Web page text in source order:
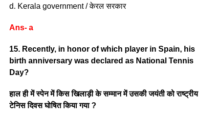
d. Kerala government / केरल सरकार
Ans- a
15. Recently, in honor of which player in Spain, his
birth anniversary was declared as National Tennis
Day?
हाल ही में स्पेन में किस खिलाड़ी के सम्मान में उसकी जयंती को राष्ट्रीय
टेनिस दिवस घोषित किया गया ?